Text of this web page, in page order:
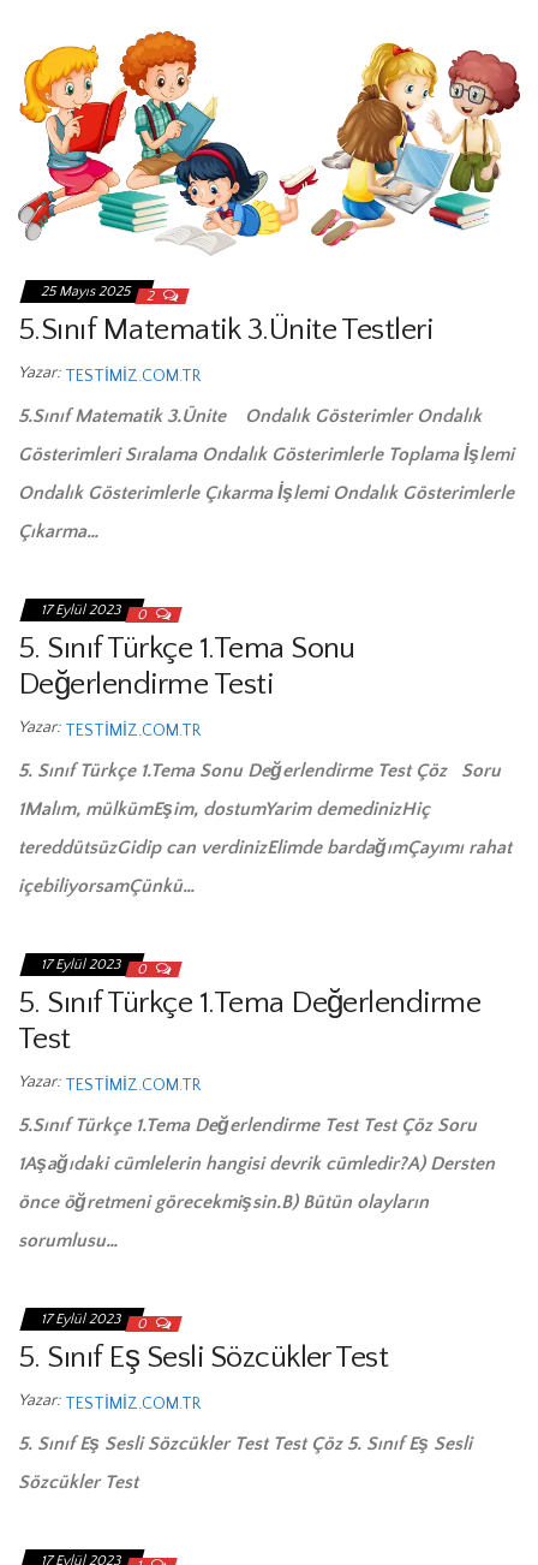
25 Mayıs 2025 2
5.Sınıf Matematik 3.Ünite Testleri
Yazar: TESTIMIZ.COM.TR
5.Sınıf Matematik 3.Ünite Ondalık Gösterimler Ondalık
Gösterimleri Sıralama Ondalık Gösterimlerle Toplama İşlemi
Ondalık Gösterimlerle Çıkarma İşlemi Ondalık Gösterimlerle
Çıkarma…
17 Eylül 2023 0
5. Sınıf Türkçe 1.Tema Sonu
Değerlendirme Testi
Yazar: TESTIMIZ.COM.TR
5. Sınıf Türkçe 1.Tema Sonu Değerlendirme Test Çöz Soru
1Malım, mülkümEşim, dostumYarim demedinizHiç
tereddütsüzGidip can verdinizElimde bardağımÇayımı rahat
içebiliyorsamÇünkü…
17 Eylül 2023 0
5. Sınıf Türkçe 1.Tema Değerlendirme
Test
Yazar: TESTIMIZ.COM.TR
5.Sınıf Türkçe 1.Tema Değerlendirme Test Test Çöz Soru
1Aşağıdaki cümlelerin hangisi devrik cümledir?A) Dersten
önce öğretmeni görecekmişsin.B) Bütün olayların
sorumlusu…
17 Eylül 2023 0
5. Sınıf Eş Sesli Sözcükler Test
Yazar: TESTIMIZ.COM.TR
5. Sınıf Eş Sesli Sözcükler Test Test Çöz 5. Sınıf Eş Sesli
Sözcükler Test
17 Eylül 2023